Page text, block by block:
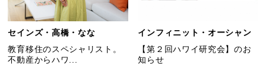
セインズ・高橋・なな
教育移住のスペシャリスト。
不動産からハワ...
インフィニット・オーシャン
【第２回ハワイ研究会】のお
知らせ